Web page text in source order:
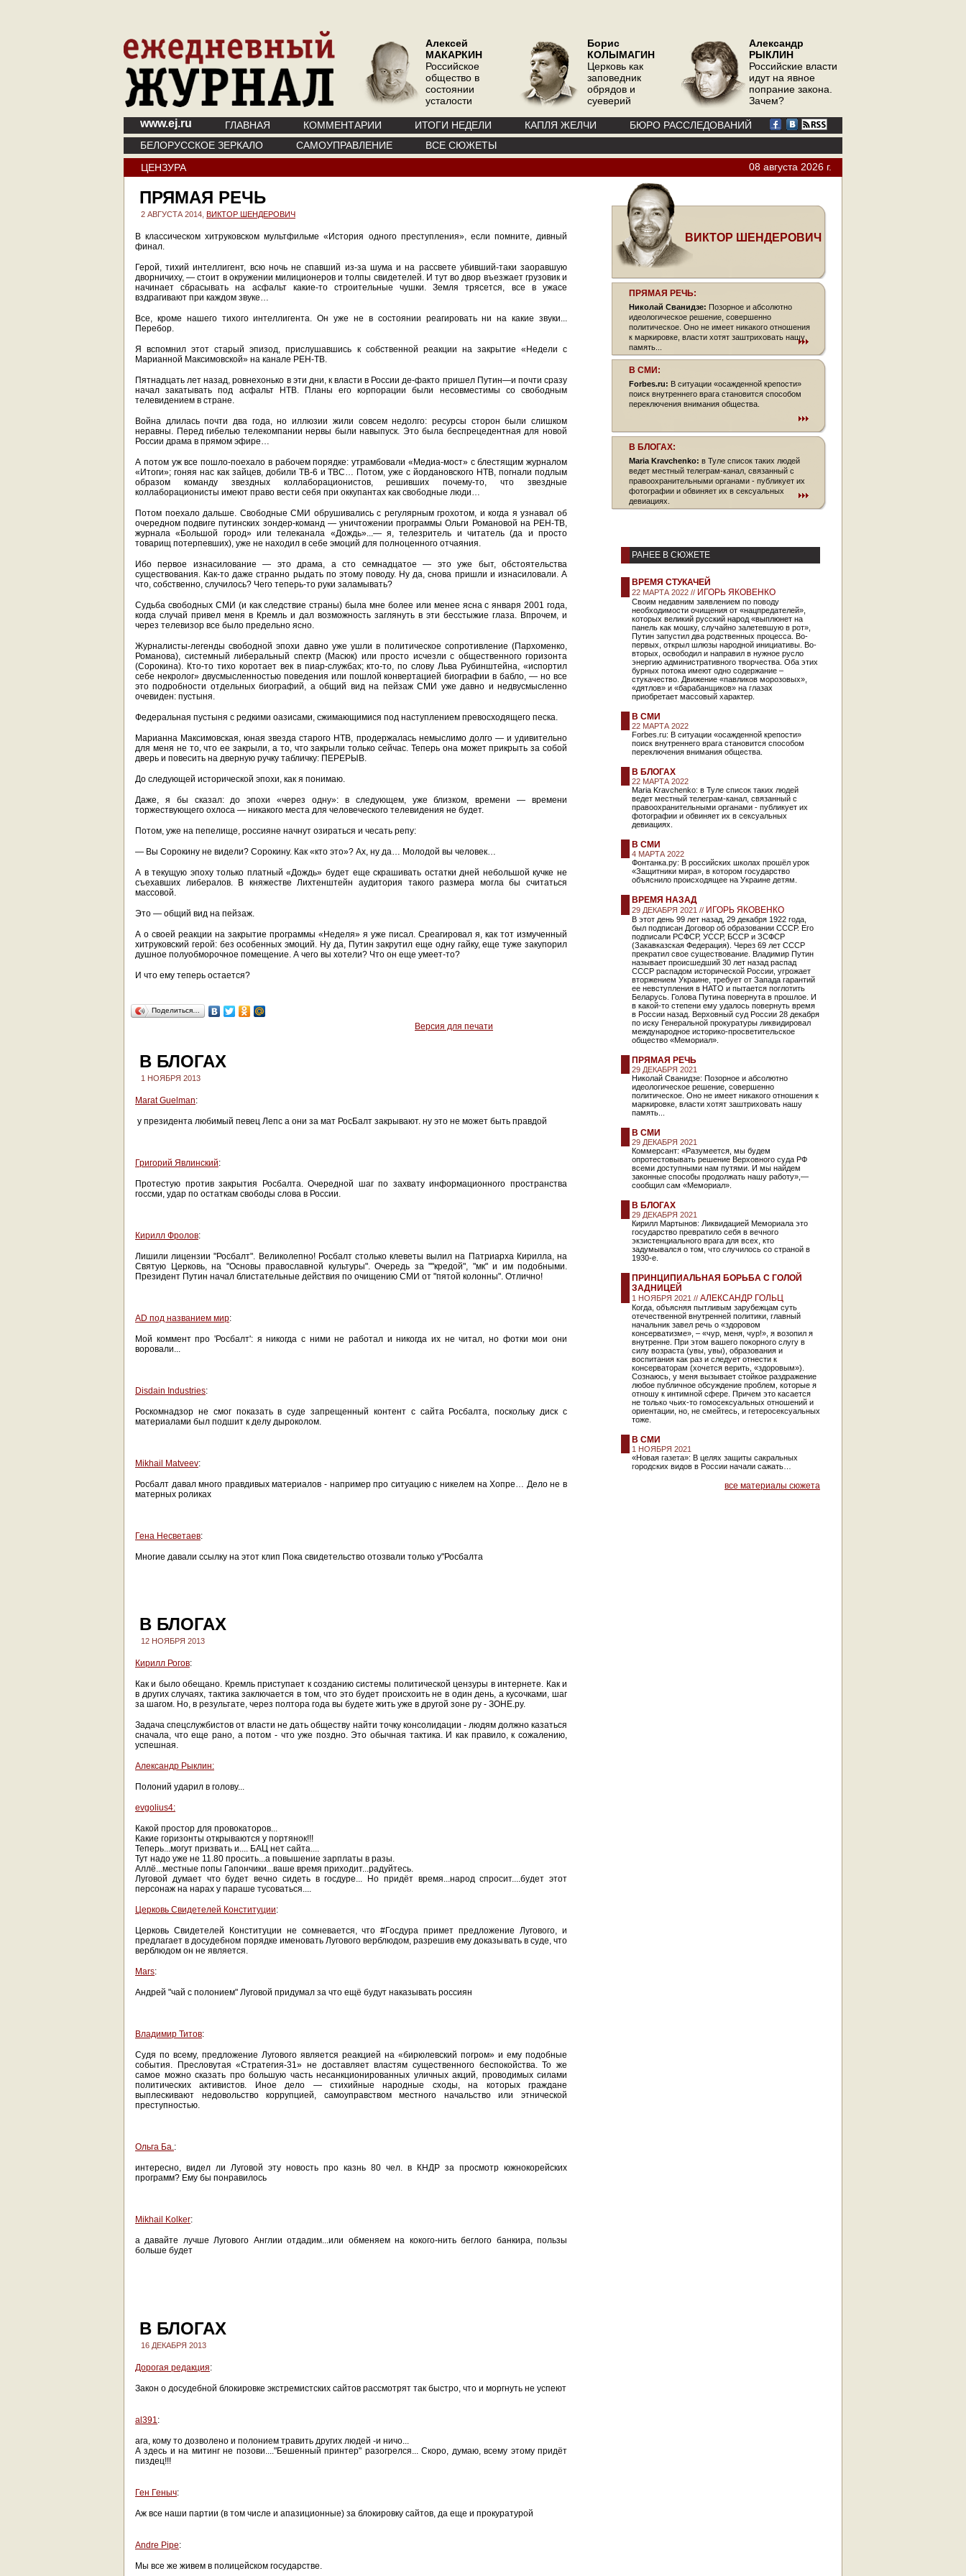
Алексей
МАКАРКИН
Российское
общество в
состоянии
усталости
Борис
КОЛЫМАГИН
Церковь как
заповедник
обрядов и
суеверий
Александр
РЫКЛИН
Российские власти
идут на явное
попрание закона.
Зачем?
www.ej.ru ГЛАВНАЯ КОММЕНТАРИИ ИТОГИ НЕДЕЛИ КАПЛЯ ЖЕЛЧИ
БЮРО РАССЛЕДОВАНИЙ
БЕЛОРУССКОЕ ЗЕРКАЛО
САМОУПРАВЛЕНИЕ
ВСЕ СЮЖЕТЫ
ЦЕНЗУРА
08 августа 2026 г.
ПРЯМАЯ РЕЧЬ
2 АВГУСТА 2014, ВИКТОР ШЕНДЕРОВИЧ
В классическом хитруковском мультфильме «История одного преступления», если помните, дивный
финал.
Герой, тихий интеллигент, всю ночь не спавший из-за шума и на рассвете убивший-таки заоравшую
дворничиху, — стоит в окружении милиционеров и толпы свидетелей. И тут во двор въезжает грузовик и
начинает сбрасывать на асфальт какие-то строительные чушки. Земля трясется, все в ужасе
вздрагивают при каждом звуке…
Все, кроме нашего тихого интеллигента. Он уже не в состоянии реагировать ни на какие звуки...
Перебор.
Я вспомнил этот старый эпизод, прислушавшись к собственной реакции на закрытие «Недели с
Марианной Максимовской» на канале РЕН-ТВ.
Пятнадцать лет назад, ровнехонько в эти дни, к власти в России де-факто пришел Путин—и почти сразу
начал закатывать под асфальт НТВ. Планы его корпорации были несовместимы со свободным
телевидением в стране.
Война длилась почти два года, но иллюзии жили совсем недолго: ресурсы сторон были слишком
неравны. Перед гибелью телекомпании нервы были навыпуск. Это была беспрецедентная для новой
России драма в прямом эфире…
А потом уж все пошло-поехало в рабочем порядке: утрамбовали «Медиа-мост» с блестящим журналом
«Итоги»; гоняя нас как зайцев, добили ТВ-6 и ТВС… Потом, уже с йордановского НТВ, погнали подлым
образом команду звездных коллаборационистов, решивших почему-то, что звездные
коллаборационисты имеют право вести себя при оккупантах как свободные люди…
Потом поехало дальше. Свободные СМИ обрушивались с регулярным грохотом, и когда я узнавал об
очередном подвиге путинских зондер-команд — уничтожении программы Ольги Романовой на РЕН-ТВ,
журнала «Большой город» или телеканала «Дождь»...— я, телезритель и читатель (да и просто
товарищ потерпевших), уже не находил в себе эмоций для полноценного отчаяния.
Ибо первое изнасилование — это драма, а сто семнадцатое — это уже быт, обстоятельства
существования. Как-то даже странно рыдать по этому поводу. Ну да, снова пришли и изнасиловали. А
что, собственно, случилось? Чего теперь-то руки заламывать?
Судьба свободных СМИ (и как следствие страны) была мне более или менее ясна с января 2001 года,
когда случай привел меня в Кремль и дал возможность заглянуть в эти бесстыжие глаза. Впрочем, и
через телевизор все было предельно ясно.
Журналисты-легенды свободной эпохи давно уже ушли в политическое сопротивление (Пархоменко,
Романова), системный либеральный спектр (Масюк) или просто исчезли с общественного горизонта
(Сорокина). Кто-то тихо коротает век в пиар-службах; кто-то, по слову Льва Рубинштейна, «испортил
себе некролог» двусмысленностью поведения или пошлой конвертацией биографии в бабло, — но все
это подробности отдельных биографий, а общий вид на пейзаж СМИ уже давно и недвусмысленно
очевиден: пустыня.
Федеральная пустыня с редкими оазисами, сжимающимися под наступлением превосходящего песка.
Марианна Максимовская, юная звезда старого НТВ, продержалась немыслимо долго — и удивительно
для меня не то, что ее закрыли, а то, что закрыли только сейчас. Теперь она может прикрыть за собой
дверь и повесить на дверную ручку табличку: ПЕРЕРЫВ.
До следующей исторической эпохи, как я понимаю.
Даже, я бы сказал: до эпохи «через одну»: в следующем, уже близком, времени — времени
торжествующего охлоса — никакого места для человеческого телевидения не будет.
Потом, уже на пепелище, россияне начнут озираться и чесать репу:
— Вы Сорокину не видели? Сорокину. Как «кто это»? Ах, ну да… Молодой вы человек…
А в текущую эпоху только платный «Дождь» будет еще скрашивать остатки дней небольшой кучке не
съехавших либералов. В княжестве Лихтенштейн аудитория такого размера могла бы считаться
массовой.
Это — общий вид на пейзаж.
А о своей реакции на закрытие программы «Неделя» я уже писал. Среагировал я, как тот измученный
хитруковский герой: без особенных эмоций. Ну да, Путин закрутил еще одну гайку, еще туже закупорил
душное полуобморочное помещение. А чего вы хотели? Что он еще умеет-то?
И что ему теперь остается?
Поделиться…
Версия для печати
В БЛОГАХ
1 НОЯБРЯ 2013
Marat Guelman:
у президента любимый певец Лепс а они за мат РосБалт закрывают. ну это не может быть правдой
Григорий Явлинский:
Протестую против закрытия Росбалта. Очередной шаг по захвату информационного пространства
госсми, удар по остаткам свободы слова в России.
Кирилл Фролов:
Лишили лицензии "Росбалт". Великолепно! Росбалт столько клеветы вылил на Патриарха Кирилла, на
Святую Церковь, на "Основы православной культуры". Очередь за ""кредой", "мк" и им подобными.
Президент Путин начал блистательные действия по очищению СМИ от "пятой колонны". Отлично!
AD под названием мир:
Мой коммент про 'Росбалт': я никогда с ними не работал и никогда их не читал, но фотки мои они
воровали...
Disdain Industries:
Роскомнадзор не смог показать в суде запрещенный контент с сайта Росбалта, поскольку диск с
материалами был подшит к делу дыроколом.
Mikhail Matveev:
Росбалт давал много правдивых материалов - например про ситуацию с никелем на Хопре… Дело не в
матерных роликах
Гена Несветаев:
Многие давали ссылку на этот клип Пока свидетельство отозвали только у"Росбалта
В БЛОГАХ
12 НОЯБРЯ 2013
Кирилл Рогов:
Как и было обещано. Кремль приступает к созданию системы политической цензуры в интернете. Как и
в других случаях, тактика заключается в том, что это будет происхоить не в один день, а кусочками, шаг
за шагом. Но, в результате, через полтора года вы будете жить уже в другой зоне ру - ЗОНЕ.ру.
Задача спецслужбистов от власти не дать обществу найти точку консолидации - людям должно казаться
сначала, что еще рано, а потом - что уже поздно. Это обычная тактика. И как правило, к сожалению,
успешная.
Александр Рыклин:
Полоний ударил в голову...
evgolius4:
Какой простор для провокаторов...
Какие горизонты открываются у портянок!!!
Теперь...могут призвать и.... БАЦ нет сайта....
Тут надо уже не 11.80 просить...а повышение зарплаты в разы.
Аллё...местные попы Гапончики...ваше время приходит...радуйтесь.
Луговой думает что будет вечно сидеть в госдуре... Но придёт время...народ спросит....будет этот
персонаж на нарах у параше тусоваться....
Церковь Свидетелей Конституции:
Церковь Свидетелей Конституции не сомневается, что #Госдура примет предложение Лугового, и
предлагает в досудебном порядке именовать Лугового верблюдом, разрешив ему доказывать в суде, что
верблюдом он не является.
Mars:
Андрей "чай с полонием" Луговой придумал за что ещё будут наказывать россиян
Владимир Титов:
Судя по всему, предложение Лугового является реакцией на «бирюлевский погром» и ему подобные
события. Пресловутая «Стратегия-31» не доставляет властям существенного беспокойства. То же
самое можно сказать про большую часть несанкционированных уличных акций, проводимых силами
политических активистов. Иное дело — стихийные народные сходы, на которых граждане
выплескивают недовольство коррупцией, самоуправством местного начальство или этнической
преступностью.
Ольга Ба.:
интересно, видел ли Луговой эту новость про казнь 80 чел. в КНДР за просмотр южнокорейских
программ? Ему бы понравилось
Mikhail Kolker:
а давайте лучше Лугового Англии отдадим...или обменяем на кокого-нить беглого банкира, пользы
больше будет
В БЛОГАХ
16 ДЕКАБРЯ 2013
Дорогая редакция:
Закон о досудебной блокировке экстремистских сайтов рассмотрят так быстро, что и моргнуть не успеют
al391:
ага, кому то дозволено и полонием травить других людей -и ничо...
А здесь и на митинг не позови...."Бешенный принтер" разогрелся... Скоро, думаю, всему этому придёт
пиздец!!!
Ген Геныч:
Аж все наши партии (в том числе и апазиционные) за блокировку сайтов, да еще и прокуратурой
Andre Pipe:
Мы все же живем в полицейском государстве.
ВИКТОР ШЕНДЕРОВИЧ
ПРЯМАЯ РЕЧЬ:
Николай Сванидзе: Позорное и абсолютно
идеологическое решение, совершенно
политическое. Оно не имеет никакого отношения
к маркировке, власти хотят заштриховать нашу
память...
В СМИ:
Forbes.ru: В ситуации «осажденной крепости»
поиск внутреннего врага становится способом
переключения внимания общества.
В БЛОГАХ:
Maria Kravchenko: в Туле список таких людей
ведет местный телеграм-канал, связанный с
правоохранительными органами - публикует их
фотографии и обвиняет их в сексуальных
девиациях.
РАНЕЕ В СЮЖЕТЕ
ВРЕМЯ СТУКАЧЕЙ
22 МАРТА 2022 // ИГОРЬ ЯКОВЕНКО
Своим недавним заявлением по поводу
необходимости очищения от «нацпредателей»,
которых великий русский народ «выплюнет на
панель как мошку, случайно залетевшую в рот»,
Путин запустил два родственных процесса. Во-
первых, открыл шлюзы народной инициативы. Во-
вторых, освободил и направил в нужное русло
энергию административного творчества. Оба этих
бурных потока имеют одно содержание –
стукачество. Движение «павликов морозовых»,
«дятлов» и «барабанщиков» на глазах
приобретает массовый характер.
В СМИ
22 МАРТА 2022
Forbes.ru: В ситуации «осажденной крепости»
поиск внутреннего врага становится способом
переключения внимания общества.
В БЛОГАХ
22 МАРТА 2022
Maria Kravchenko: в Туле список таких людей
ведет местный телеграм-канал, связанный с
правоохранительными органами - публикует их
фотографии и обвиняет их в сексуальных
девиациях.
В СМИ
4 МАРТА 2022
Фонтанка.ру: В российских школах прошёл урок
«Защитники мира», в котором государство
объяснило происходящее на Украине детям.
ВРЕМЯ НАЗАД
29 ДЕКАБРЯ 2021 // ИГОРЬ ЯКОВЕНКО
В этот день 99 лет назад, 29 декабря 1922 года,
был подписан Договор об образовании СССР. Его
подписали РСФСР, УССР, БССР и ЗСФСР
(Закавказская Федерация). Через 69 лет СССР
прекратил свое существование. Владимир Путин
называет происшедший 30 лет назад распад
СССР распадом исторической России, угрожает
вторжением Украине, требует от Запада гарантий
ее невступления в НАТО и пытается поглотить
Беларусь. Голова Путина повернута в прошлое. И
в какой-то степени ему удалось повернуть время
в России назад. Верховный суд России 28 декабря
по иску Генеральной прокуратуры ликвидировал
международное историко-просветительское
общество «Мемориал».
ПРЯМАЯ РЕЧЬ
29 ДЕКАБРЯ 2021
Николай Сванидзе: Позорное и абсолютно
идеологическое решение, совершенно
политическое. Оно не имеет никакого отношения к
маркировке, власти хотят заштриховать нашу
память...
В СМИ
29 ДЕКАБРЯ 2021
Коммерсант: «Разумеется, мы будем
опротестовывать решение Верховного суда РФ
всеми доступными нам путями. И мы найдем
законные способы продолжать нашу работу»,—
сообщил сам «Мемориал».
В БЛОГАХ
29 ДЕКАБРЯ 2021
Кирилл Мартынов: Ликвидацией Мемориала это
государство превратило себя в вечного
экзистенциального врага для всех, кто
задумывался о том, что случилось со страной в
1930-е.
ПРИНЦИПИАЛЬНАЯ БОРЬБА С ГОЛОЙ
ЗАДНИЦЕЙ
1 НОЯБРЯ 2021 // АЛЕКСАНДР ГОЛЬЦ
Когда, объясняя пытливым зарубежцам суть
отечественной внутренней политики, главный
начальник завел речь о «здоровом
консерватизме», – «чур, меня, чур!», я возопил я
внутренне. При этом вашего покорного слугу в
силу возраста (увы, увы), образования и
воспитания как раз и следует отнести к
консерваторам (хочется верить, «здоровым»).
Сознаюсь, у меня вызывает стойкое раздражение
любое публичное обсуждение проблем, которые я
отношу к интимной сфере. Причем это касается
не только чьих-то гомосексуальных отношений и
ориентации, но, не смейтесь, и гетеросексуальных
тоже.
В СМИ
1 НОЯБРЯ 2021
«Новая газета»: В целях защиты сакральных
городских видов в России начали сажать…
все материалы сюжета